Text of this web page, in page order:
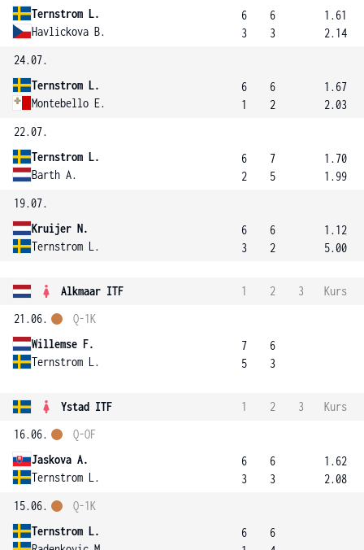
Ternstrom L.
Havlickova B.
6
3
6
3
1.61
2.14
24.07.
Ternstrom L.
Montebello E.
6
1
6
2
1.67
2.03
22.07.
Ternstrom L.
Barth A.
6
2
7
5
1.70
1.99
19.07.
Kruijer N.
Ternstrom L.
6
3
6
2
1.12
5.00
Alkmaar ITF 1 2 3
Kurs
21.06.
Willemse F.
Ternstrom L.
Q-1K
7
5
6
3
Ystad ITF 1 2 3
Kurs
16.06.
Jaskova A.
Ternstrom L.
Q-OF
6
3
6
3
1.62
2.08
15.06.
Ternstrom L.
Q-1K
6
6